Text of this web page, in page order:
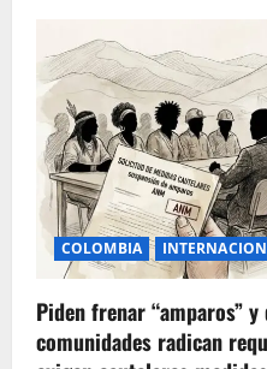
COLOMBIA
Piden frenar “amparos”
comunidades radican